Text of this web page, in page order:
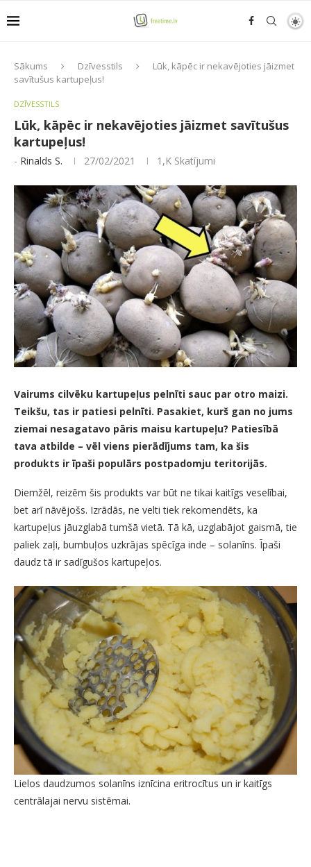
Sākums Dzīvesstils
Lūk, kāpēc ir nekavējoties jāizmet
savītušus kartupeļus!
DZĪVESSTILS
Lūk, kāpēc ir nekavējoties jāizmet savītušus
kartupeļus!
- Rinalds S. 27/02/2021 1,K Skatījumi
Vairums cilvēku kartupeļus pelnīti sauc par otro maizi.
Teikšu, tas ir patiesi pelnīti. Pasakiet, kurš gan no jums
ziemai nesagatavo pāris maisu kartupeļu? Patiesībā
tava atbilde – vēl viens pierādījums tam, ka šis
produkts ir īpaši populārs postpadomju teritorijās.
Diemžēl, reizēm šis produkts var būt ne tikai kaitīgs veselībai,
bet arī nāvējošs. Izrādās, ne velti tiek rekomendēts, ka
kartupeļus jāuzglabā tumšā vietā. Tā kā, uzglabājot gaismā, tie
paliek zaļi, bumbuļos uzkrājas spēcīga inde – solanīns. Īpaši
daudz tā ir sadīgušos kartupeļos.
Lielos daudzumos solanīns iznīcina eritrocītus un ir kaitīgs
centrālajai nervu sistēmai.